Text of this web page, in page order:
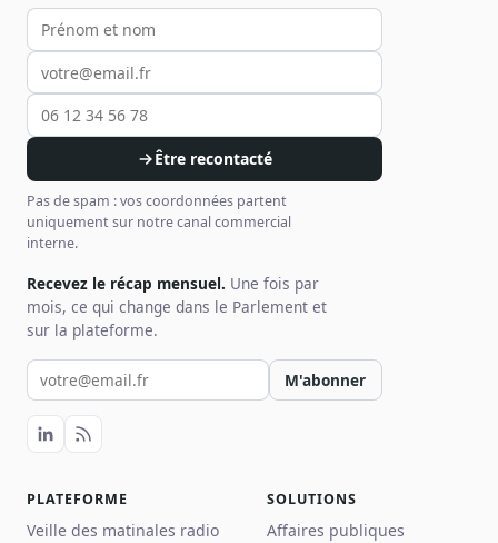
Votre prénom et nom
Votre email
Votre téléphone
Être recontacté
Pas de spam : vos coordonnées partent
uniquement sur notre canal commercial
interne.
Recevez le récap mensuel. Une fois par
mois, ce qui change dans le Parlement et
sur la plateforme.
Votre email pour la newsletter
M'abonner
PLATEFORME
Veille des matinales radio
SOLUTIONS
Affaires publiques